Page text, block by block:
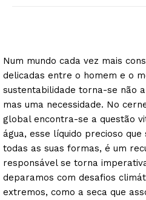
Num mundo cada vez mais
delicadas entre o homem e o
sustentabilidade torna-se não
mas uma necessidade. No
global encontra-se a questão
água, esse líquido precioso
todas as suas formas, é um
responsável se torna
deparamos com desafios
extremos, como a seca que